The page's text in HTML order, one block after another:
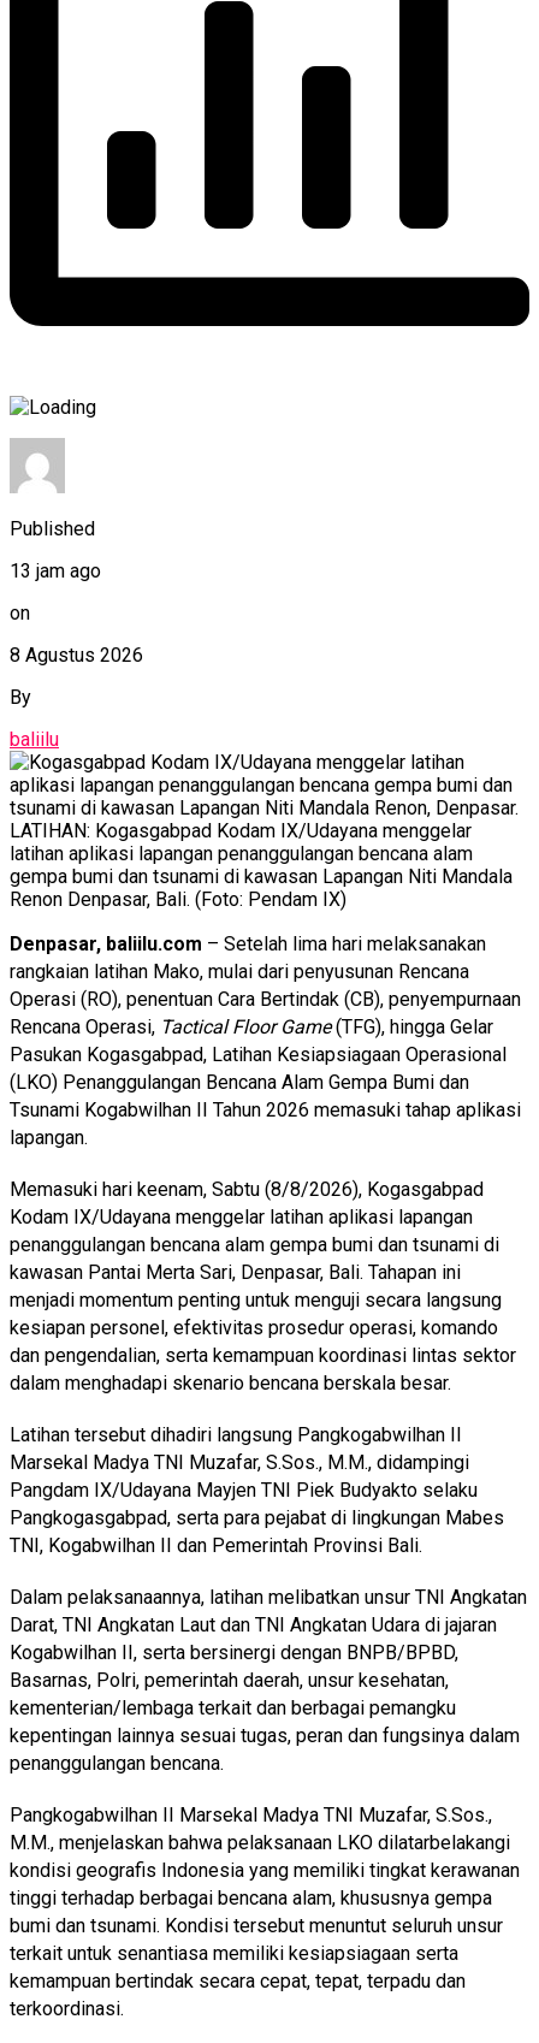
Published
13 jam ago
on
8 Agustus 2026
By
baliilu
LATIHAN: Kogasgabpad Kodam IX/Udayana menggelar
latihan aplikasi lapangan penanggulangan bencana alam
gempa bumi dan tsunami di kawasan Lapangan Niti Mandala
Renon Denpasar, Bali. (Foto: Pendam IX)
Denpasar, baliilu.com – Setelah lima hari melaksanakan
rangkaian latihan Mako, mulai dari penyusunan Rencana
Operasi (RO), penentuan Cara Bertindak (CB), penyempurnaan
Rencana Operasi, Tactical Floor Game(TFG), hingga Gelar
Pasukan Kogasgabpad, Latihan Kesiapsiagaan Operasional
(LKO) Penanggulangan Bencana Alam Gempa Bumi dan
Tsunami Kogabwilhan II Tahun 2026 memasuki tahap aplikasi
lapangan.
Memasuki hari keenam, Sabtu (8/8/2026), Kogasgabpad
Kodam IX/Udayana menggelar latihan aplikasi lapangan
penanggulangan bencana alam gempa bumi dan tsunami di
kawasan Pantai Merta Sari, Denpasar, Bali. Tahapan ini
menjadi momentum penting untuk menguji secara langsung
kesiapan personel, efektivitas prosedur operasi, komando
dan pengendalian, serta kemampuan koordinasi lintas sektor
dalam menghadapi skenario bencana berskala besar.
Latihan tersebut dihadiri langsung Pangkogabwilhan II
Marsekal Madya TNI Muzafar, S.Sos., M.M., didampingi
Pangdam IX/Udayana Mayjen TNI Piek Budyakto selaku
Pangkogasgabpad, serta para pejabat di lingkungan Mabes
TNI, Kogabwilhan II dan Pemerintah Provinsi Bali.
Dalam pelaksanaannya, latihan melibatkan unsur TNI Angkatan
Darat, TNI Angkatan Laut dan TNI Angkatan Udara di jajaran
Kogabwilhan II, serta bersinergi dengan BNPB/BPBD,
Basarnas, Polri, pemerintah daerah, unsur kesehatan,
kementerian/lembaga terkait dan berbagai pemangku
kepentingan lainnya sesuai tugas, peran dan fungsinya dalam
penanggulangan bencana.
Pangkogabwilhan II Marsekal Madya TNI Muzafar, S.Sos.,
M.M., menjelaskan bahwa pelaksanaan LKO dilatarbelakangi
kondisi geografis Indonesia yang memiliki tingkat kerawanan
tinggi terhadap berbagai bencana alam, khususnya gempa
bumi dan tsunami. Kondisi tersebut menuntut seluruh unsur
terkait untuk senantiasa memiliki kesiapsiagaan serta
kemampuan bertindak secara cepat, tepat, terpadu dan
terkoordinasi.